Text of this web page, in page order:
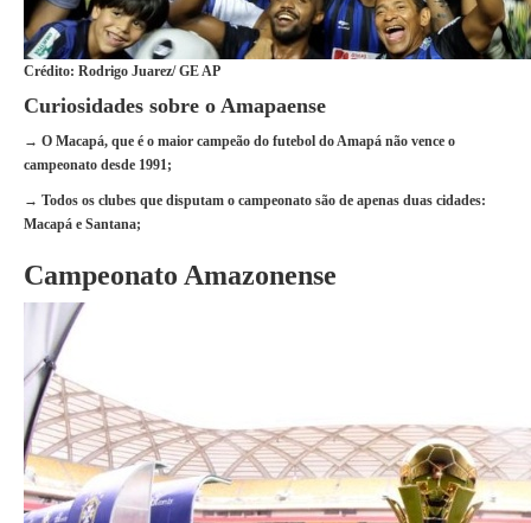
Crédito: Rodrigo Juarez/ GE AP
Curiosidades sobre o Amapaense
→ O Macapá, que é o maior campeão do futebol do Amapá não vence o
campeonato desde 1991;
→ Todos os clubes que disputam o campeonato são de apenas duas cidades:
Macapá e Santana;
Campeonato Amazonense